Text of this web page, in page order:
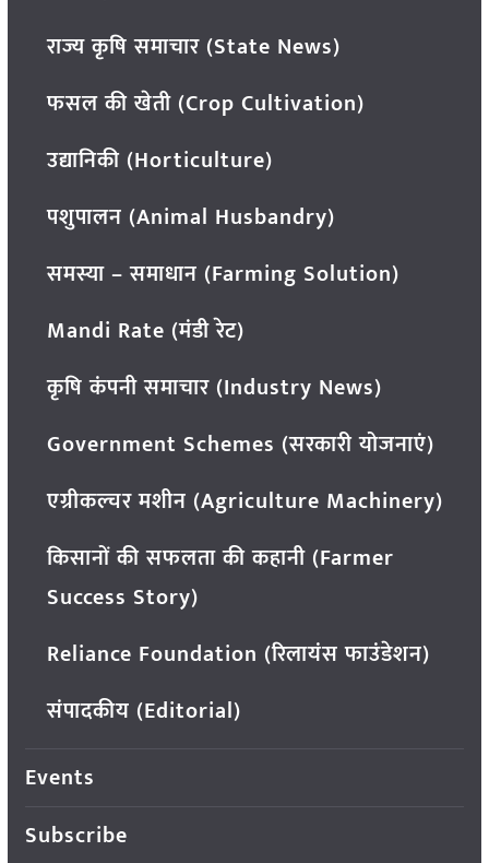
राज्य कृषि समाचार (State News)
फसल की खेती (Crop Cultivation)
उद्यानिकी (Horticulture)
पशुपालन (Animal Husbandry)
समस्या – समाधान (Farming Solution)
Mandi Rate (मंडी रेट)
कृषि कंपनी समाचार (Industry News)
Government Schemes (सरकारी योजनाएं)
एग्रीकल्चर मशीन (Agriculture Machinery)
किसानों की सफलता की कहानी (Farmer
Success Story)
Reliance Foundation (रिलायंस फाउंडेशन)
संपादकीय (Editorial)
Events
Subscribe